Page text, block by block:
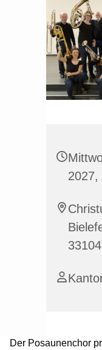
2027,
Der Posaunenchor